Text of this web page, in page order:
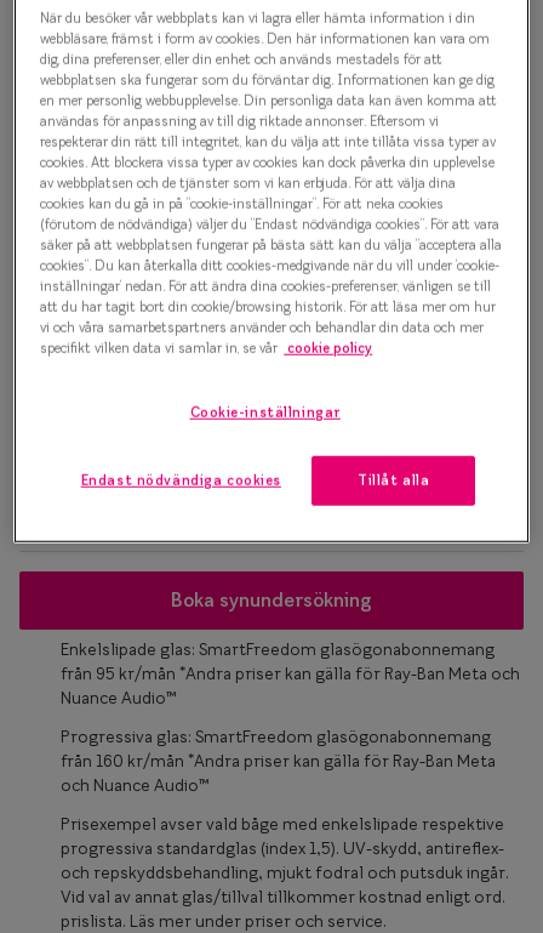
Taberg
Trender
Glasögonbåge
1 000 kr
Välj färg:
Blå
Osäker på vilken storlek du har? Se vår Storleksguide
Boka synundersökning
Enkelslipade glas: SmartFreedom glasögonabonnemang
från 95 kr/mån *Andra priser kan gälla för Ray-Ban Meta och
Nuance Audio™
Progressiva glas: SmartFreedom glasögonabonnemang
från 160 kr/mån *Andra priser kan gälla för Ray-Ban Meta
och Nuance Audio™
Prisexempel avser vald båge med enkelslipade respektive
progressiva standardglas (index 1,5). UV-skydd, antireflex-
och repskyddsbehandling, mjukt fodral och putsduk ingår.
Vid val av annat glas/tillval tillkommer kostnad enligt ord.
prislista. Läs mer under priser och service.
När du besöker vår webbplats kan vi lagra eller hämta information i din
webbläsare, främst i form av cookies. Den här informationen kan vara om
dig, dina preferenser, eller din enhet och används mestadels för att
webbplatsen ska fungerar som du förväntar dig. Informationen kan ge dig
en mer personlig webbupplevelse. Din personliga data kan även komma att
användas för anpassning av till dig riktade annonser. Eftersom vi
respekterar din rätt till integritet, kan du välja att inte tillåta vissa typer av
cookies. Att blockera vissa typer av cookies kan dock påverka din upplevelse
av webbplatsen och de tjänster som vi kan erbjuda. För att välja dina
cookies kan du gå in på ”cookie-inställningar”. För att neka cookies
(förutom de nödvändiga) väljer du ”Endast nödvändiga cookies”. För att vara
säker på att webbplatsen fungerar på bästa sätt kan du välja ”acceptera alla
cookies”. Du kan återkalla ditt cookies-medgivande när du vill under ’cookie-
inställningar’ nedan. För att ändra dina cookies-preferenser, vänligen se till
att du har tagit bort din cookie/browsing historik. För att läsa mer om hur
vi och våra samarbetspartners använder och behandlar din data och mer
specifikt vilken data vi samlar in, se vår cookie policy
Cookie-inställningar
Endast nödvändiga cookies Tillåt alla